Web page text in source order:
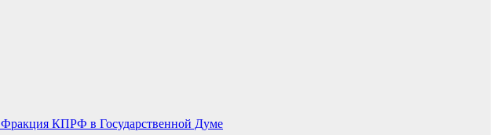
Фракция КПРФ в Государственной Думе